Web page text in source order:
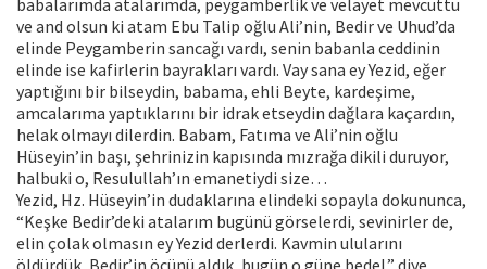
babalarımda atalarımda, peygamberlik ve velayet mevcuttu
ve and olsun ki atam Ebu Talip oğlu Ali’nin, Bedir ve Uhud’da
elinde Peygamberin sancağı vardı, senin babanla ceddinin
elinde ise kafirlerin bayrakları vardı. Vay sana ey Yezid, eğer
yaptığını bir bilseydin, babama, ehli Beyte, kardeşime,
amcalarıma yaptıklarını bir idrak etseydin dağlara kaçardın,
helak olmayı dilerdin. Babam, Fatıma ve Ali’nin oğlu
Hüseyin’in başı, şehrinizin kapısında mızrağa dikili duruyor,
halbuki o, Resulullah’ın emanetiydi size…
Yezid, Hz. Hüseyin’in dudaklarına elindeki sopayla dokununca,
“Keşke Bedir’deki atalarım bugünü görselerdi, sevinirler de,
elin çolak olmasın ey Yezid derlerdi. Kavmin ulularını